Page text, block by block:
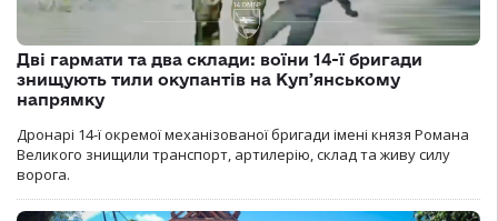
Дві гармати та два склади: воїни 14-ї бригади
знищують тили окупантів на Купʼянському
напрямку
Дронарі 14-ї окремої механізованої бригади імені князя Романа
Великого знищили транспорт, артилерію, склад та живу силу
ворога.